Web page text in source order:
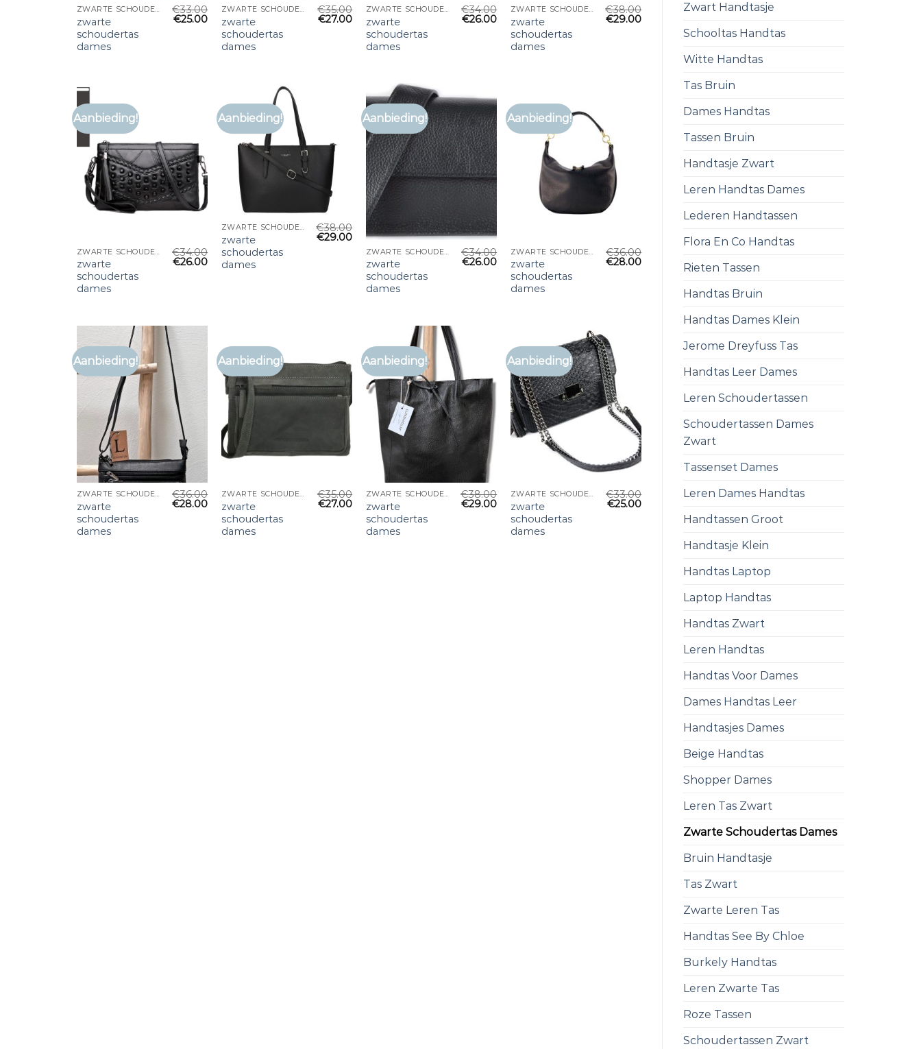
Zwart Handtasje
Schooltas Handtas
Witte Handtas
Tas Bruin
Dames Handtas
Tassen Bruin
Handtasje Zwart
Leren Handtas Dames
Lederen Handtassen
Flora En Co Handtas
Rieten Tassen
Handtas Bruin
Handtas Dames Klein
Jerome Dreyfuss Tas
Handtas Leer Dames
Leren Schoudertassen
Schoudertassen Dames
Zwart
Tassenset Dames
Leren Dames Handtas
Handtassen Groot
Handtasje Klein
Handtas Laptop
Laptop Handtas
Handtas Zwart
Leren Handtas
Handtas Voor Dames
Dames Handtas Leer
Handtasjes Dames
Beige Handtas
Shopper Dames
Leren Tas Zwart
Zwarte Schoudertas Dames
Bruin Handtasje
Tas Zwart
Zwarte Leren Tas
Handtas See By Chloe
Burkely Handtas
Leren Zwarte Tas
Roze Tassen
Schoudertassen Zwart
ZWARTE SCHOUDERTAS DAMES
zwarte
schoudertas
dames
€33.00
€25.00
ZWARTE SCHOUDERTAS DAMES
zwarte
schoudertas
dames
€35.00
€27.00
ZWARTE SCHOUDERTAS DAMES
zwarte
schoudertas
dames
€34.00
€26.00
ZWARTE SCHOUDERTAS DAMES
zwarte
schoudertas
dames
€38.00
€29.00
Aanbieding!
ZWARTE SCHOUDERTAS DAMES
zwarte
schoudertas
dames
€34.00
€26.00
Aanbieding!
ZWARTE SCHOUDERTAS DAMES
zwarte
schoudertas
dames
€38.00
€29.00
Aanbieding!
ZWARTE SCHOUDERTAS DAMES
zwarte
schoudertas
dames
€34.00
€26.00
Aanbieding!
ZWARTE SCHOUDERTAS DAMES
zwarte
schoudertas
dames
€36.00
€28.00
Aanbieding!
ZWARTE SCHOUDERTAS DAMES
zwarte
schoudertas
dames
€36.00
€28.00
Aanbieding!
ZWARTE SCHOUDERTAS DAMES
zwarte
schoudertas
dames
€35.00
€27.00
Aanbieding!
ZWARTE SCHOUDERTAS DAMES
zwarte
schoudertas
dames
€38.00
€29.00
Aanbieding!
ZWARTE SCHOUDERTAS DAMES
zwarte
schoudertas
dames
€33.00
€25.00